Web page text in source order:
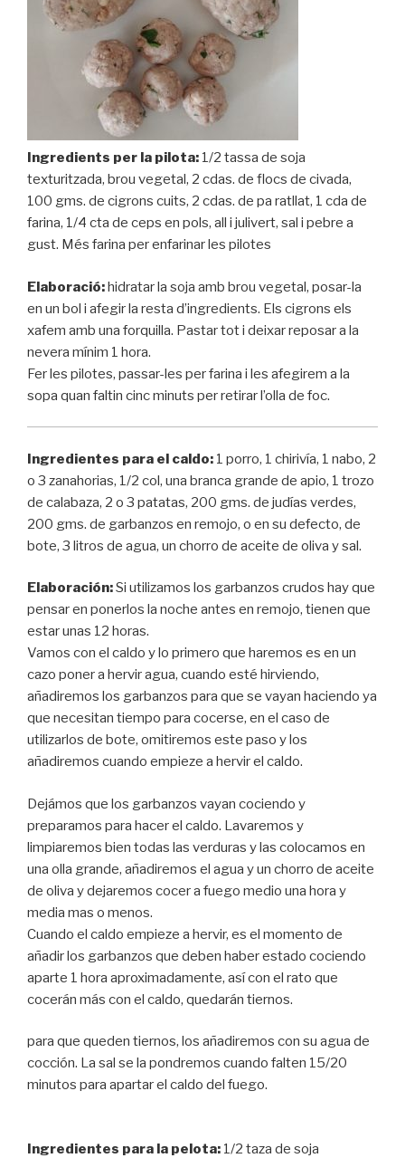
Ingredients per la pilota: 1/2 tassa de soja
texturitzada, brou vegetal, 2 cdas. de flocs de civada,
100 gms. de cigrons cuits, 2 cdas. de pa ratllat, 1 cda de
farina, 1/4 cta de ceps en pols, all i julivert, sal i pebre a
gust. Més farina per enfarinar les pilotes
Elaboració:hidratar la soja amb brou vegetal, posar-la
en un bol i afegir la resta d’ingredients. Els cigrons els
xafem amb una forquilla. Pastar tot i deixar reposar a la
nevera mínim 1 hora.
Fer les pilotes, passar-les per farina i les afegirem a la
sopa quan faltin cinc minuts per retirar l’olla de foc.
Ingredientes para el caldo: 1 porro, 1 chirivía, 1 nabo, 2
o 3 zanahorias, 1/2 col, una branca grande de apio, 1 trozo
de calabaza, 2 o 3 patatas, 200 gms. de judías verdes,
200 gms. de garbanzos en remojo, o en su defecto, de
bote, 3 litros de agua, un chorro de aceite de oliva y sal.
Elaboración:Si utilizamos los garbanzos crudos hay que
pensar en ponerlos la noche antes en remojo, tienen que
estar unas 12 horas.
Vamos con el caldo y lo primero que haremos es en un
cazo poner a hervir agua, cuando esté hirviendo,
añadiremos los garbanzos para que se vayan haciendo ya
que necesitan tiempo para cocerse, en el caso de
utilizarlos de bote, omitiremos este paso y los
añadiremos cuando empieze a hervir el caldo.
Dejámos que los garbanzos vayan cociendo y
preparamos para hacer el caldo. Lavaremos y
limpiaremos bien todas las verduras y las colocamos en
una olla grande, añadiremos el agua y un chorro de aceite
de oliva y dejaremos cocer a fuego medio una hora y
media mas o menos.
Cuando el caldo empieze a hervir, es el momento de
añadir los garbanzos que deben haber estado cociendo
aparte 1 hora aproximadamente, así con el rato que
cocerán más con el caldo, quedarán tiernos.
para que queden tiernos, los añadiremos con su agua de
cocción. La sal se la pondremos cuando falten 15/20
minutos para apartar el caldo del fuego.
Ingredientes para la pelota: 1/2 taza de soja